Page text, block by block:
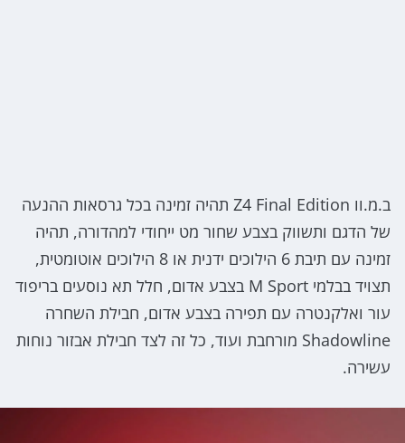
ב.מ.וו Z4 Final Edition תהיה זמינה בכל גרסאות ההנעה
של הדגם ותשווק בצבע שחור מט ייחודי למהדורה, תהיה
זמינה עם תיבת 6 הילוכים ידנית או 8 הילוכים אוטומטית,
תצויד בבלמי M Sport בצבע אדום, חלל תא נוסעים בריפוד
עור ואלקנטרה עם תפירה בצבע אדום, חבילת השחרה
Shadowline מורחבת ועוד, כל זה לצד חבילת אבזור נוחות
עשירה.